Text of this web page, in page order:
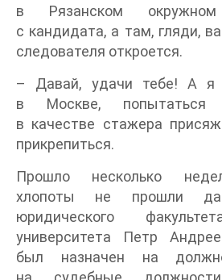
в Рязанском
с кандидата, а там, гляди,
следователя откроется.
– Давай, удачи тебе! А я
в Москве, попытаться
в качестве стажера
прикрепиться.
Прошло несколько
хлопоты не прошли
юридического
университета Петр
был назначен на